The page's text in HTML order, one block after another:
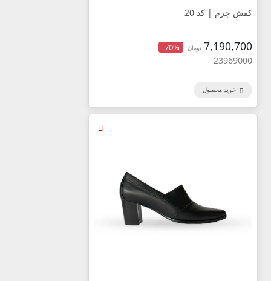
کفش چرم | کد 20
7,190,700 تومان -70%
23969000
خرید محصول